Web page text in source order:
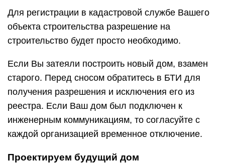
Для регистрации в кадастровой службе Вашего
объекта строительства разрешение на
строительство будет просто необходимо.
Если Вы затеяли построить новый дом, взамен
старого. Перед сносом обратитесь в БТИ для
получения разрешения и исключения его из
реестра. Если Ваш дом был подключен к
инженерным коммуникациям, то согласуйте с
каждой организацией временное отключение.
Проектируем будущий дом